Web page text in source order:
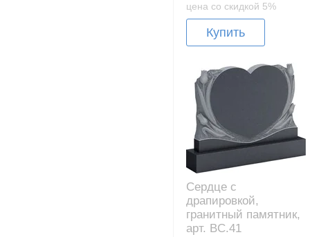
цена со скидкой 5%
Купить
Сердце с
драпировкой,
гранитный памятник,
арт. BC.41